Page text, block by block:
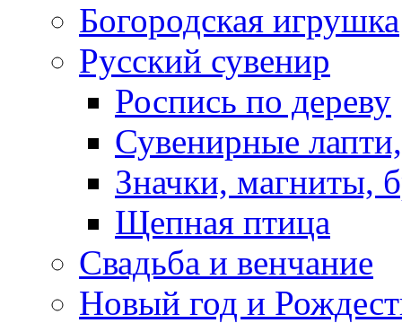
Богородская игрушка
Русский сувенир
Роспись по дереву
Сувенирные
Значки, магниты,
Щепная птица
Свадьба и венчание
Новый год и